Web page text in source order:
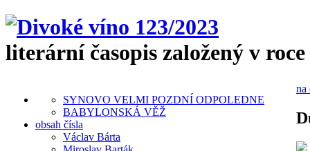
literární časopis založený v roce
SYNOVO VELMI POZDNÍ ODPOLEDNE
BABYLONSKÁ VĚŽ
obsah čísla
Václav Bárta
na